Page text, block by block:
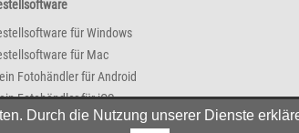
für Windows
für Mac
Fotohändler für Android
Fotohändler für iOS
Durch die Nutzung unserer Dienste